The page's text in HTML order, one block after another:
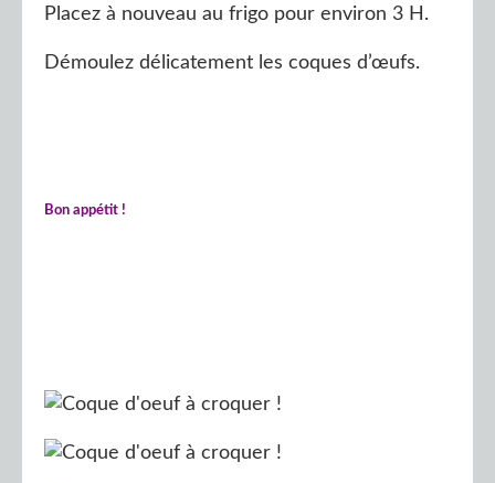
Placez à nouveau au frigo pour environ 3 H.
Démoulez délicatement les coques d’œufs.
Bon appétit !